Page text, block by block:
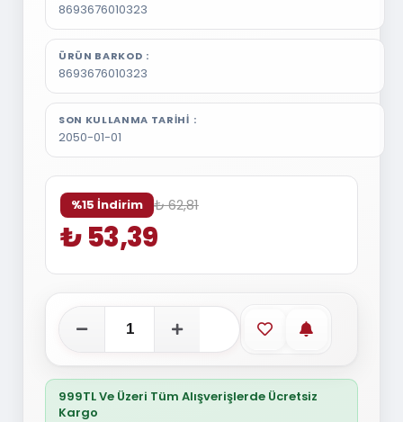
8693676010323
ÜRÜN BARKOD
8693676010323
SON KULLANMA TARIHI
2050-01-01
%15 İndirim ₺ 62,81
₺ 53,39
Favorilere ekle
Stoğa
999TL Ve Üzeri Tüm Alışverişlerde Ücretsiz
Kargo